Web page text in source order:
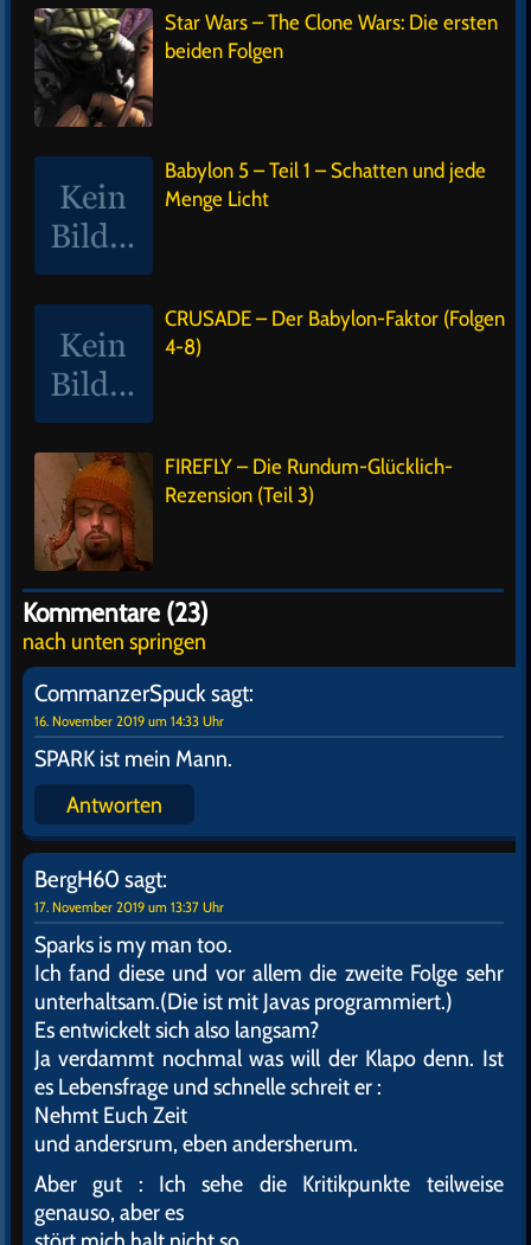
Star Wars – The Clone Wars: Die ersten
beiden Folgen
Babylon 5 – Teil 1 – Schatten und jede
Menge Licht
CRUSADE – Der Babylon-Faktor (Folgen
4-8)
FIREFLY – Die Rundum-Glücklich-
Rezension (Teil 3)
Kommentare (23)
nach unten springen
CommanzerSpucksagt:
16. November 2019 um 14:33 Uhr
SPARK ist mein Mann.
Antworten
BergH60 sagt:
17. November 2019 um 13:37 Uhr
Sparks is my man too.
Ich fand diese und vor allem die zweite Folge sehr
unterhaltsam.(Die ist mit Javas programmiert.)
Es entwickelt sich also langsam?
Ja verdammt nochmal was will der Klapo denn. Ist
es Lebensfrage und schnelle schreit er :
Nehmt Euch Zeit
und andersrum, eben andersherum.
Aber gut : Ich sehe die Kritikpunkte teilweise
genauso, aber es